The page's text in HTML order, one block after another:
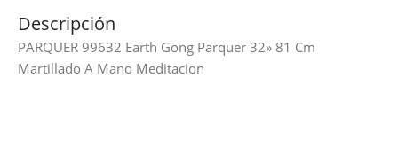
Descripción
PARQUER 99632 Earth Gong Parquer 32» 81 Cm
Martillado A Mano Meditacion